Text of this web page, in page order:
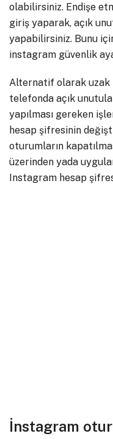
olabilirsiniz. Endişe
giriş yaparak, açık
yapabilirsiniz. Bunu
instagram güvenlik
Alternatif olarak uzak
telefonda açık
yapılması gereken
hesap şifresinin
oturumların
üzerinden yada
Instagram hesap
İnstagram